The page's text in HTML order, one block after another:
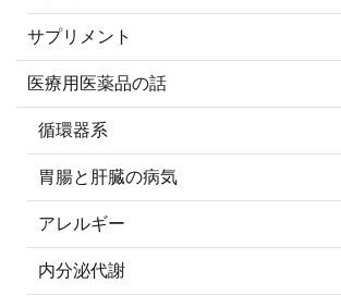
サプリメント
医療用医薬品の話
循環器系
胃腸と肝臓の病気
アレルギー
内分泌代謝